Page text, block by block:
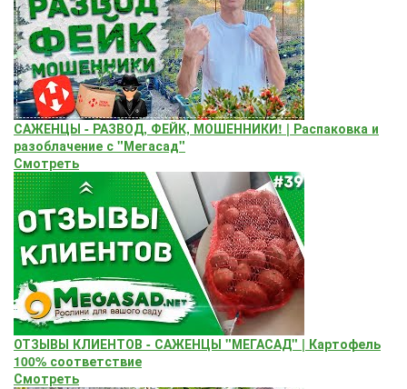
САЖЕНЦЫ - РАЗВОД, ФЕЙК, МОШЕННИКИ! | Распаковка и
разоблачение с "Мегасад"
Смотреть
ОТЗЫВЫ КЛИЕНТОВ - САЖЕНЦЫ "МЕГАСАД" | Картофель
100% соответствие
Смотреть